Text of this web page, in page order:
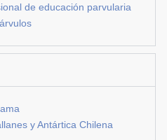
de educación parvularia
y Antártica Chilena